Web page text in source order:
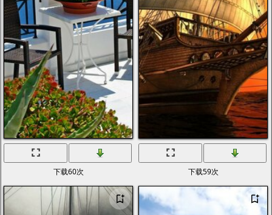
下载60次 下载59次